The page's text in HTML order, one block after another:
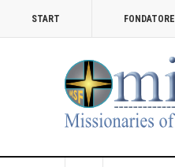
START FONDATORE